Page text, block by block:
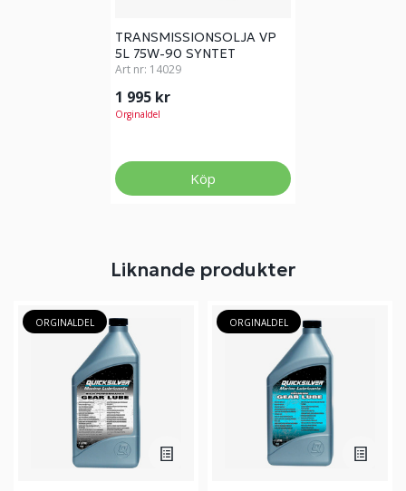
TRANSMISSIONSOLJA VP
5L 75W-90 SYNTET
Art nr: 14029
1 995 kr
Orginaldel
Köp
Liknande produkter
ORGINALDEL ORGINALDEL